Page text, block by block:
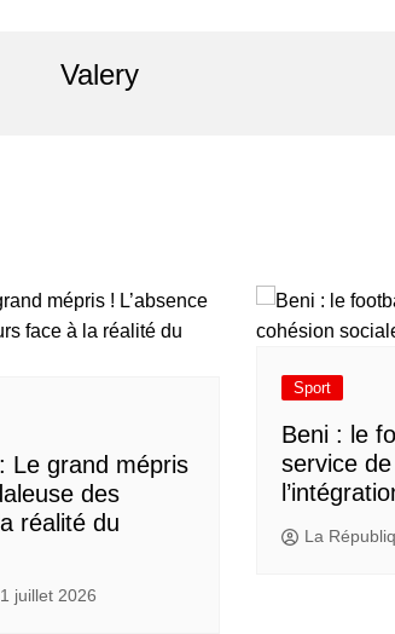
Valery
Le grand mépris
des
réalité du
juillet 2026
Sport
Beni : le
service
La